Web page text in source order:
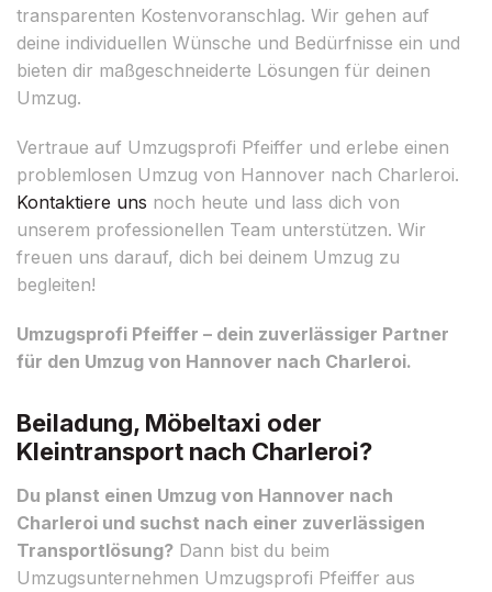
transparenten Kostenvoranschlag. Wir gehen auf
deine individuellen Wünsche und Bedürfnisse ein und
bieten dir maßgeschneiderte Lösungen für deinen
Umzug.
Vertraue auf Umzugsprofi Pfeiffer und erlebe einen
problemlosen Umzug von Hannover nach Charleroi.
Kontaktiere uns noch heute und lass dich von
unserem professionellen Team unterstützen. Wir
freuen uns darauf, dich bei deinem Umzug zu
begleiten!
Umzugsprofi Pfeiffer – dein zuverlässiger Partner
für den Umzug von Hannover nach Charleroi.
Beiladung, Möbeltaxi oder
Kleintransport nach Charleroi?
Du planst einen Umzug von Hannover nach
Charleroi und suchst nach einer zuverlässigen
Transportlösung? Dann bist du beim
Umzugsunternehmen Umzugsprofi Pfeiffer aus